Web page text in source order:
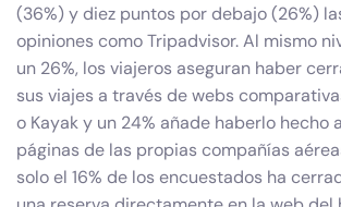
(36%) y diez puntos por debajo (26%)
opiniones como Tripadvisor. Al mismo
un 26%, los viajeros aseguran haber
sus viajes a través de webs
o Kayak y un 24% añade haberlo hecho
páginas de las propias compañías
solo el 16% de los encuestados ha